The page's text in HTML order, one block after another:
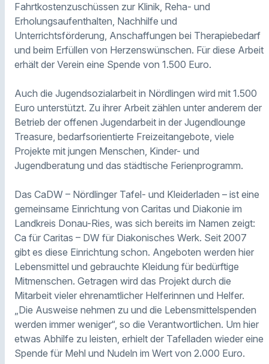
Fahrtkostenzuschüssen zur Klinik, Reha- und
Erholungsaufenthalten, Nachhilfe und
Unterrichtsförderung, Anschaffungen bei Therapiebedarf
und beim Erfüllen von Herzenswünschen. Für diese Arbeit
erhält der Verein eine Spende von 1.500 Euro.
Auch die Jugendsozialarbeit in Nördlingen wird mit 1.500
Euro unterstützt. Zu ihrer Arbeit zählen unter anderem der
Betrieb der offenen Jugendarbeit in der Jugendlounge
Treasure, bedarfsorientierte Freizeitangebote, viele
Projekte mit jungen Menschen, Kinder- und
Jugendberatung und das städtische Ferienprogramm.
Das CaDW – Nördlinger Tafel- und Kleiderladen – ist eine
gemeinsame Einrichtung von Caritas und Diakonie im
Landkreis Donau-Ries, was sich bereits im Namen zeigt:
Ca für Caritas – DW für Diakonisches Werk. Seit 2007
gibt es diese Einrichtung schon. Angeboten werden hier
Lebensmittel und gebrauchte Kleidung für bedürftige
Mitmenschen. Getragen wird das Projekt durch die
Mitarbeit vieler ehrenamtlicher Helferinnen und Helfer.
„Die Ausweise nehmen zu und die Lebensmittelspenden
werden immer weniger“, so die Verantwortlichen. Um hier
etwas Abhilfe zu leisten, erhielt der Tafelladen wieder eine
Spende für Mehl und Nudeln im Wert von 2.000 Euro.